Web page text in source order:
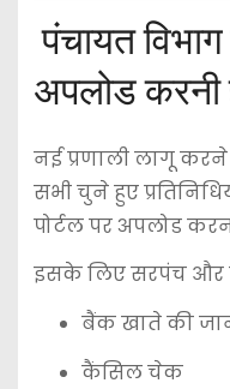
पंचायत
अपलोड करनी
नई प्रणाली लागू
सभी चुने हुए
पोर्टल पर अपलोड
इसके लिए सरपंच और
बैंक खाते की
कैंसिल चेक